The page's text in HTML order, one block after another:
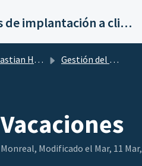
Servicios de implantación a clientes de Ahora
HR by flexygo Gestión del tiempo de trabajo
Modificado el Mar, 11